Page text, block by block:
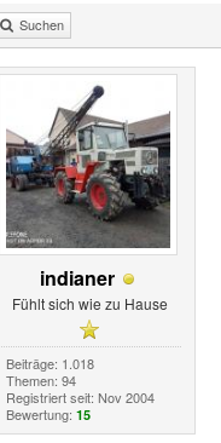
Suchen
indianer
Fühlt sich wie zu Hause
Beiträge: 1.018
Themen: 94
Registriert seit: Nov 2004
Bewertung: 15